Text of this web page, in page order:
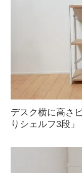
デスク横に高さ
りシェルフ3段」